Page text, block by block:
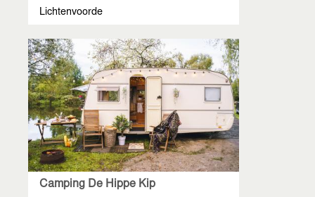
Lichtenvoorde
Camping De Hippe Kip